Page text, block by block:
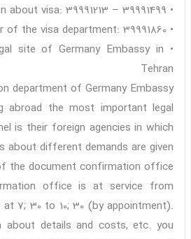
• Information about visa: 39991213 – 39991499
• Fax number of the visa department: 39991860
site of Germany Embassy in
Tehran
department of Germany Embassy
abroad the most important legal
is their foreign agencies in which
about different demands are given.
the document confirmation office.
office is at service from
7; 30 to 10; 30 (by appointment).
about details and costs, etc. you